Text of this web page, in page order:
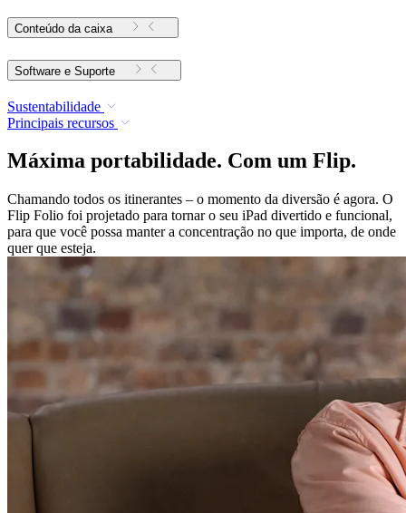
Conteúdo da caixa
Software e Suporte
Sustentabilidade
Principais recursos
Máxima portabilidade. Com um Flip.
Chamando todos os itinerantes – o momento da diversão é agora. O
Flip Folio foi projetado para tornar o seu iPad divertido e funcional,
para que você possa manter a concentração no que importa, de onde
quer que esteja.